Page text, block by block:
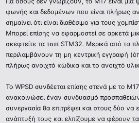
φωνής και δεδομένων που είναι πλήρως
σημαίνει ότι είναι διαθέσιμο για τους
Μπορεί επίσης να εφαρμοστεί σε αρκετά
σκεφτείτε τα τσιπ STM32. Μερικά από τα
περιλαμβάνουν τη μη κεντρική εγγραφή
πλήρως ανοιχτό κώδικα και το ανοιχτό
Το WPSD συνδέεται επίσης στενά με το
ανακοινώσει έναν συνδυασμό
συνεργασία θα επιτρέψει και στους δύο να
ανάπτυξή τους και ελπίζουμε να φέρουν